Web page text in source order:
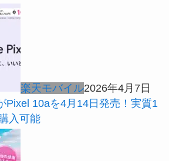
楽天モバイル2026年4月7日
Pixel 10aを4月14日発売！実質1
入可能